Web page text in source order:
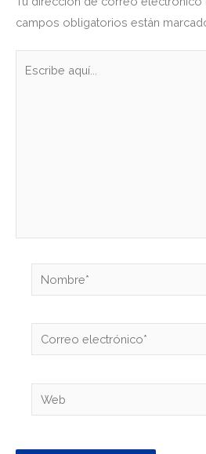
campos obligatorios están
Nombre*
Correo
electrónico*
Web